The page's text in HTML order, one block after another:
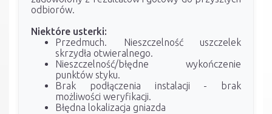
odbiorów.
Niektóre usterki:
Przedmuch. Nieszczelność uszczelek
skrzydła otwieralnego.
Nieszczelność/błędne wykończenie
punktów styku.
Brak podłączenia instalacji - brak
możliwości weryfikacji.
Błędna lokalizacja gniazda